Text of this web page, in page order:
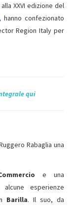
XXVI edizione del
, hanno confezionato
Region Italy per
qui
Rabaglia una
e una
esperienze
Barilla. Il suo, da